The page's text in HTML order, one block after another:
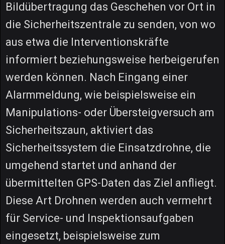
Bildübertragung das Geschehen vor Ort in
die Sicherheitszentrale zu senden, von wo
aus etwa die Interventionskräfte
informiert beziehungsweise herbeigerufen
werden können. Nach Eingang einer
Alarmmeldung, wie beispielsweise ein
Manipulations- oder Übersteigversuch am
Sicherheitszaun, aktiviert das
Sicherheitssystem die Einsatzdrohne, die
umgehend startet und anhand der
übermittelten GPS-Daten das Ziel anfliegt.
Diese Art Drohnen werden auch vermehrt
für Service- und Inspektionsaufgaben
eingesetzt, beispielsweise zum